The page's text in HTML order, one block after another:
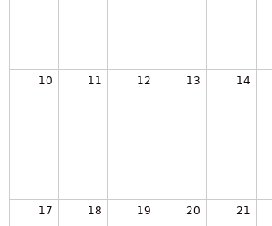
10
11 12 13 14
17
18 19 20 21